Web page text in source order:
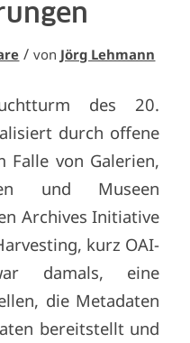
/ von Jörg Lehmann
des 20.
durch offene
Falle von Galerien,
und Museen
Archives Initiative
kurz OAI-
damals, eine
die Metadaten
bereitstellt und